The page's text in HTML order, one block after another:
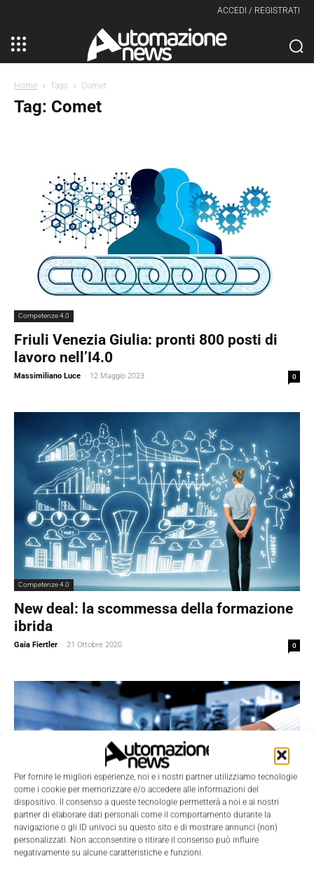
Per fornire le migliori esperienze, noi e i nostri partner utilizziamo tecnologie
come i cookie per memorizzare e/o accedere alle informazioni del
dispositivo. Il consenso a queste tecnologie permetterà a noi e ai nostri
partner di elaborare dati personali come il comportamento durante la
navigazione o gli ID univoci su questo sito e di mostrare annunci (non)
personalizzati. Non acconsentire o ritirare il consenso può influire
negativamente su alcune caratteristiche e funzioni.
ACCEDI / REGISTRATI
Home Tags Comet
Tag: Comet
Competenze 4.0
Friuli Venezia Giulia: pronti 800 posti di
lavoro nell’I4.0
Massimiliano Luce - 12 Maggio 2023 0
Competenze 4.0
New deal: la scommessa della formazione
ibrida
Gaia Fiertler - 21 Ottobre 2020 0